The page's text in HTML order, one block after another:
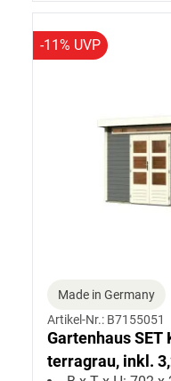
-11% UVP
Made in Germany
Artikel-Nr.: B7155051
Gartenhaus SET
terragrau, inkl.